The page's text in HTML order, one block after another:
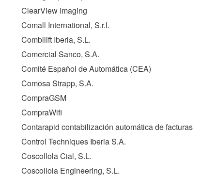
ClearView Imaging
Comall International, S.r.l.
Combilift Iberia, S.L.
Comercial Sanco, S.A.
Comité Español de Automática (CEA)
Comosa Strapp, S.A.
CompraGSM
CompraWifi
Contarapid contabilización automática de facturas
Control Techniques Iberia S.A.
Coscollola Cial, S.L.
Coscollola Engineering, S.L.